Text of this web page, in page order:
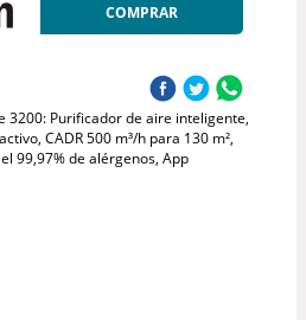
COMPRAR
3200: Purificador de aire inteligente,
CADR 500 m³/h para 130 m²,
99,97% de alérgenos, App